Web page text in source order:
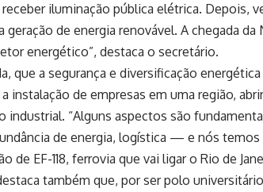
receber iluminação pública elétrica. Depois,
geração de energia renovável. A chegada da
energético”, destaca o secretário.
que a segurança e diversificação
instalação de empresas em uma região,
industrial. “Alguns aspectos são
de energia, logística — e nós
de EF-118, ferrovia que vai ligar o Rio de
também que, por ser polo